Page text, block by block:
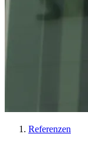
Referenzen